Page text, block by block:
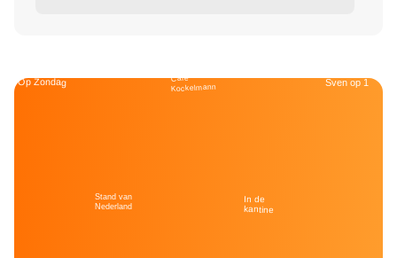
Op Zondag
Stand van
Nederland
Café
Kockelmann
In de
kantine
Sven op 1